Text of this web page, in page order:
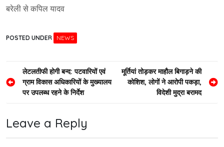
बरेली से कपिल यादव
POSTED UNDER NEWS
Post
navigation
लेटलतीफी होगी बन्द: पटवारियों एवं
ग्राम विकास अधिकारियों के मुख्यालय
पर उपलब्ध रहने के निर्देश
मूर्तियां तोड़कर माहौल बिगाड़ने की
कोशिश, लोगों ने आरोपी पकड़ा,
विदेशी मुद्रा बरामद
Leave a Reply